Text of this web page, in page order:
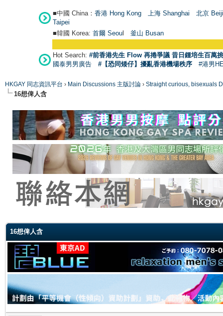
■中國 China： 香港 Hong Kong 上海 Shanghai
北京
Taipei
■韓國 Korea: 首爾 Seoul 釜山 Busan
Hot Search: #前香港先生 Flow 再捲爭議 昔日鍾培生百萬
國泰男男廣告
#【恐同矮仔】擾亂香港機場秩序 #港男
HKGAY 同志資訊平台 › Main Discussions 主版討論 › Straight curious, bisexuals
16想俾人含
16想俾人含